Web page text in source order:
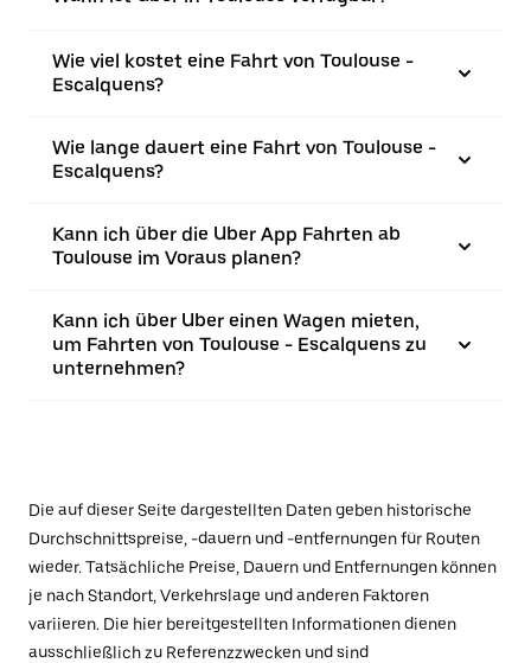
Wie viel kostet eine Fahrt von Toulouse -
Escalquens?
Wie lange dauert eine Fahrt von Toulouse -
Escalquens?
Kann ich über die Uber App Fahrten ab
Toulouse im Voraus planen?
Kann ich über Uber einen Wagen mieten,
um Fahrten von Toulouse - Escalquens zu
unternehmen?
Die auf dieser Seite dargestellten Daten geben historische
Durchschnittspreise, -dauern und -entfernungen für Routen
wieder. Tatsächliche Preise, Dauern und Entfernungen können
je nach Standort, Verkehrslage und anderen Faktoren
variieren. Die hier bereitgestellten Informationen dienen
ausschließlich zu Referenzzwecken und sind